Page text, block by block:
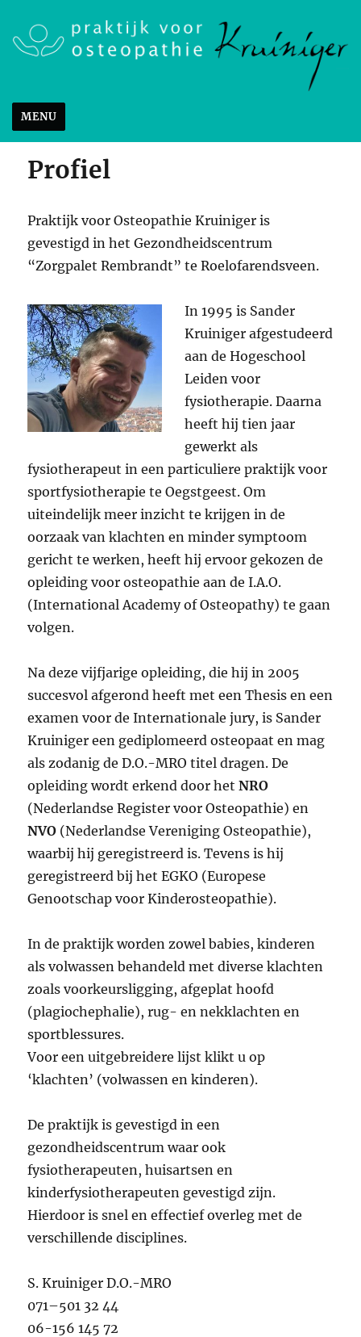
MENU
Profiel
Praktijk voor Osteopathie Kruiniger is
gevestigd in het Gezondheidscentrum
“Zorgpalet Rembrandt” te Roelofarendsveen.
In 1995 is Sander
Kruiniger afgestudeerd
aan de Hogeschool
Leiden voor
fysiotherapie. Daarna
heeft hij tien jaar
gewerkt als
fysiotherapeut in een particuliere praktijk voor
sportfysiotherapie te Oegstgeest. Om
uiteindelijk meer inzicht te krijgen in de
oorzaak van klachten en minder symptoom
gericht te werken, heeft hij ervoor gekozen de
opleiding voor osteopathie aan de I.A.O.
(International Academy of Osteopathy) te gaan
volgen.
Na deze vijfjarige opleiding, die hij in 2005
succesvol afgerond heeft met een Thesis en een
examen voor de Internationale jury, is Sander
Kruiniger een gediplomeerd osteopaat en mag
als zodanig de D.O.-MRO titel dragen. De
opleiding wordt erkend door hetNRO
(Nederlandse Register voor Osteopathie) en
NVO (Nederlandse Vereniging Osteopathie),
waarbij hij geregistreerd is. Tevens is hij
geregistreerd bij het EGKO (Europese
Genootschap voor Kinderosteopathie).
In de praktijk worden zowel babies, kinderen
als volwassen behandeld met diverse klachten
zoals voorkeursligging, afgeplat hoofd
(plagiochephalie), rug- en nekklachten en
sportblessures.
Voor een uitgebreidere lijst klikt u op
‘klachten’ (volwassen en kinderen).
De praktijk is gevestigd in een
gezondheidscentrum waar ook
fysiotherapeuten, huisartsen en
kinderfysiotherapeuten gevestigd zijn.
Hierdoor is snel en effectief overleg met de
verschillende disciplines.
S. Kruiniger D.O.-MRO
071–501 32 44
06-156 145 72